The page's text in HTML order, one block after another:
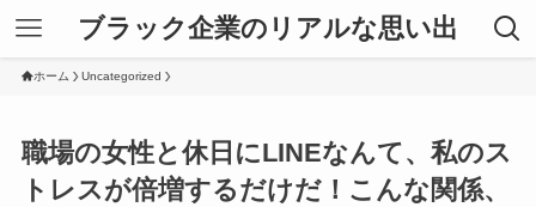
ブラック企業のリアルな思い出
ホーム Uncategorized
職場の女性と休日にLINEなんて、私のス
トレスが倍増するだけだ！こんな関係、